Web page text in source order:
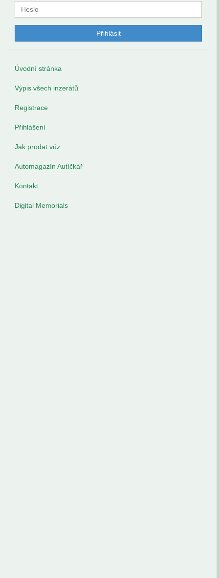
Úvodní stránka
Výpis všech inzerátů
Registrace
Přihlášení
Jak prodat vůz
Automagazín Autíčkář
Kontakt
Digital Memorials